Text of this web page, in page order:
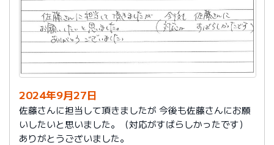
2024年9月27日
佐藤さんに担当して頂きましたが 今後も佐藤さんにお願
いしたいと思いました。（対応がすばらしかったです）
ありがとうございました。